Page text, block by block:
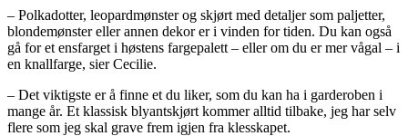
– Polkadotter, leopardmønster og skjørt med detaljer som paljetter,
blondemønster eller annen dekor er i vinden for tiden. Du kan også
gå for et ensfarget i høstens fargepalett – eller om du er mer vågal – i
en knallfarge, sier Cecilie.
– Det viktigste er å finne et du liker, som du kan ha i garderoben i
mange år. Et klassisk blyantskjørt kommer alltid tilbake, jeg har selv
flere som jeg skal grave frem igjen fra klesskapet.